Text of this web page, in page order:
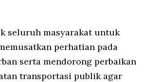
seluruh masyarakat untuk
perhatian pada
serta mendorong perbaikan
transportasi publik agar